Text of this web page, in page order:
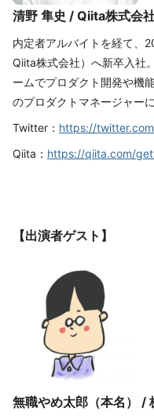
清野 隼史 / Qiita株式会
内定者アルバイトを経て、
Qiita株式会社）へ新卒入社
ームでプロダクト開発や機
のプロダクトマネージャーに
Twitter： https://
Qiita： https://qiita.com/
【出演者ゲスト】
無職やめ太郎（本名） /